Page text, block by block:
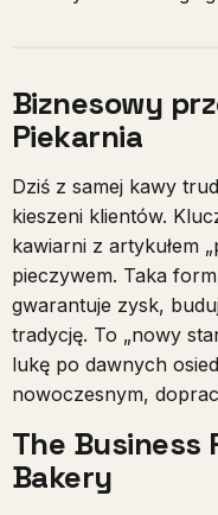
Biznesowy
Piekarnia
Dziś z samej kawy
kieszeni klientów.
kawiarni z artykułem
pieczywem. Taka
gwarantuje zysk,
tradycję. To „nowy
lukę po dawnych
nowoczesnym,
The Business
Bakery